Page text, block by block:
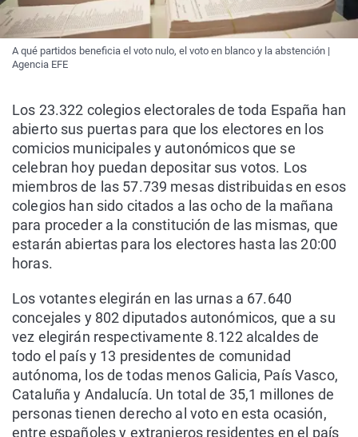
A qué partidos beneficia el voto nulo, el voto en blanco y la abstención |
Agencia EFE
Los 23.322 colegios electorales de toda España han
abierto sus puertas para que los electores en los
comicios municipales y autonómicos que se
celebran hoy puedan depositar sus votos. Los
miembros de las 57.739 mesas distribuidas en esos
colegios han sido citados a las ocho de la mañana
para proceder a la constitución de las mismas, que
estarán abiertas para los electores hasta las 20:00
horas.
Los votantes elegirán en las urnas a 67.640
concejales y 802 diputados autonómicos, que a su
vez elegirán respectivamente 8.122 alcaldes de
todo el país y 13 presidentes de comunidad
autónoma, los de todas menos Galicia, País Vasco,
Cataluña y Andalucía. Un total de 35,1 millones de
personas tienen derecho al voto en esta ocasión,
entre españoles y extranjeros residentes en el país